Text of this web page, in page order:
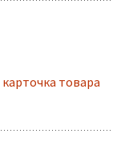
карточка товара